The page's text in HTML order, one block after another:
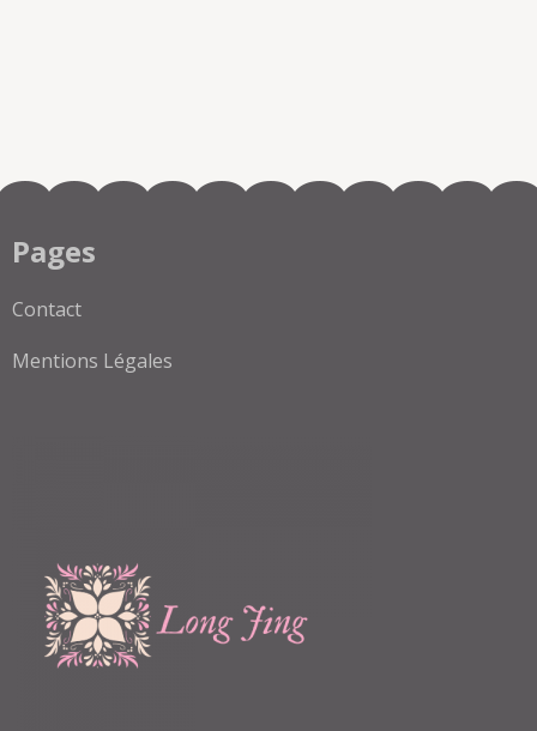
Pages
Contact
Mentions Légales